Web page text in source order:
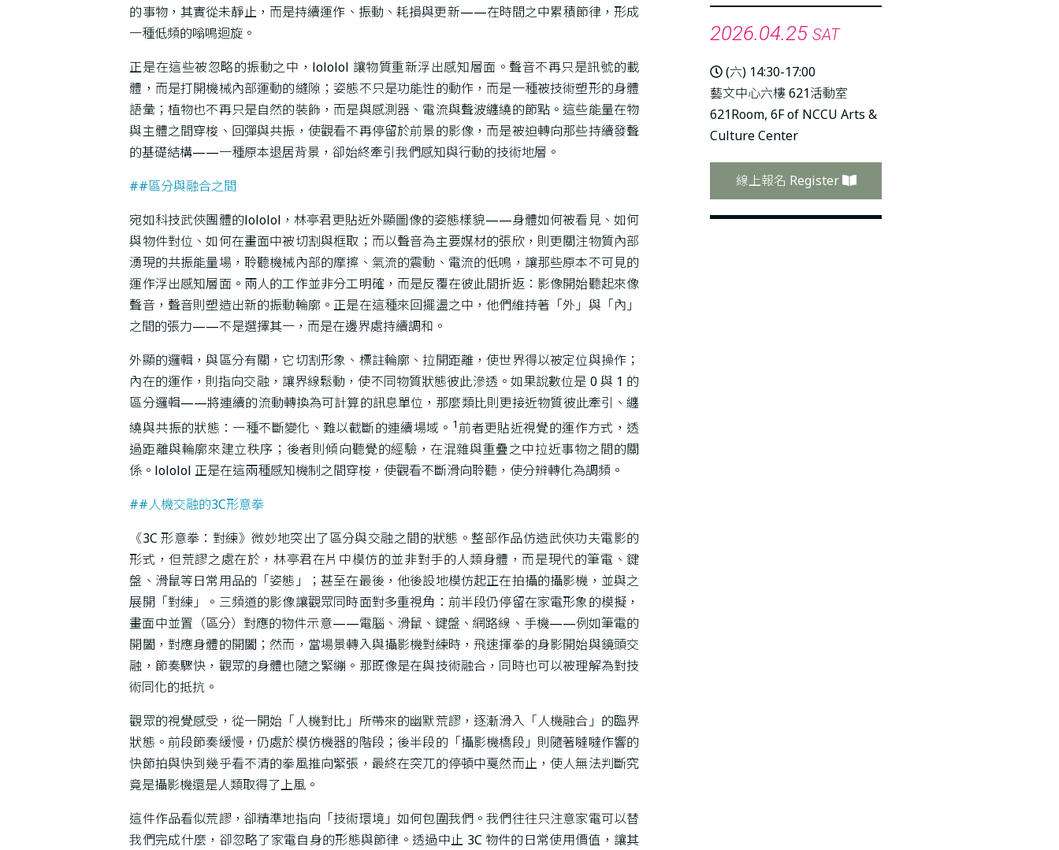
的事物，其實從未靜止，而是持續運作、振動、耗損與更新——在時間之中累積節律，形成
一種低頻的嗡鳴迴旋。
正是在這些被忽略的振動之中，lololol 讓物質重新浮出感知層面。聲音不再只是訊號的載
體，而是打開機械內部運動的縫隙；姿態不只是功能性的動作，而是一種被技術塑形的身體
語彙；植物也不再只是自然的裝飾，而是與感測器、電流與聲波纏繞的節點。這些能量在物
與主體之間穿梭、回彈與共振，使觀看不再停留於前景的影像，而是被迫轉向那些持續發聲
的基礎結構——一種原本退居背景，卻始終牽引我們感知與行動的技術地層。
##區分與融合之間
宛如科技武俠團體的lololol，林亭君更貼近外顯圖像的姿態樣貌——身體如何被看見、如何
與物件對位、如何在畫面中被切割與框取；而以聲音為主要媒材的張欣，則更關注物質內部
湧現的共振能量場，聆聽機械內部的摩擦、氣流的震動、電流的低鳴，讓那些原本不可見的
運作浮出感知層面。兩人的工作並非分工明確，而是反覆在彼此間折返：影像開始聽起來像
聲音，聲音則塑造出新的振動輪廓。正是在這種來回擺盪之中，他們維持著「外」與「內」
之間的張力——不是選擇其一，而是在邊界處持續調和。
外顯的邏輯，與區分有關，它切割形象、標註輪廓、拉開距離，使世界得以被定位與操作；
內在的運作，則指向交融，讓界線鬆動，使不同物質狀態彼此滲透。如果說數位是 0 與 1 的
區分邏輯——將連續的流動轉換為可計算的訊息單位，那麼類比則更接近物質彼此牽引、纏
繞與共振的狀態：一種不斷變化、難以截斷的連續場域。 1 前者更貼近視覺的運作方式，透
過距離與輪廓來建立秩序；後者則傾向聽覺的經驗，在混雜與重疊之中拉近事物之間的關
係。lololol 正是在這兩種感知機制之間穿梭，使觀看不斷滑向聆聽，使分辨轉化為調頻。
##人機交融的3C形意拳
《3C 形意拳：對練》微妙地突出了區分與交融之間的狀態。整部作品仿造武俠功夫電影的
形式，但荒謬之處在於，林亭君在片中模仿的並非對手的人類身體，而是現代的筆電、鍵
盤、滑鼠等日常用品的「姿態」；甚至在最後，他後設地模仿起正在拍攝的攝影機，並與之
展開「對練」。三頻道的影像讓觀眾同時面對多重視角：前半段仍停留在家電形象的模擬，
畫面中並置（區分）對應的物件示意——電腦、滑鼠、鍵盤、網路線、手機——例如筆電的
開闔，對應身體的開闔；然而，當場景轉入與攝影機對練時，飛速揮拳的身影開始與鏡頭交
融，節奏驟快，觀眾的身體也隨之緊繃。那既像是在與技術融合，同時也可以被理解為對技
術同化的抵抗。
觀眾的視覺感受，從一開始「人機對比」所帶來的幽默荒謬，逐漸滑入「人機融合」的臨界
狀態。前段節奏緩慢，仍處於模仿機器的階段；後半段的「攝影機橋段」則隨著噠噠作響的
快節拍與快到幾乎看不清的拳風推向緊張，最終在突兀的停頓中戛然而止，使人無法判斷究
竟是攝影機還是人類取得了上風。
這件作品看似荒謬，卻精準地指向「技術環境」如何包圍我們。我們往往只注意家電可以替
我們完成什麼，卻忽略了家電自身的形態與節律。透過中止 3C 物件的日常使用價值，讓其
2026.04.25SAT
(六) 14:30-17:00
藝文中心六樓 621活動室
621Room, 6F of NCCU Arts &
Culture Center
線上報名 Register